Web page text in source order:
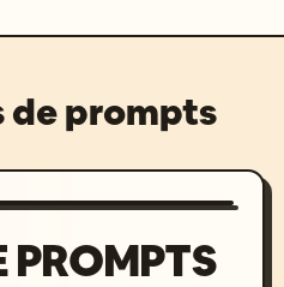
de prompts
PROMPTS